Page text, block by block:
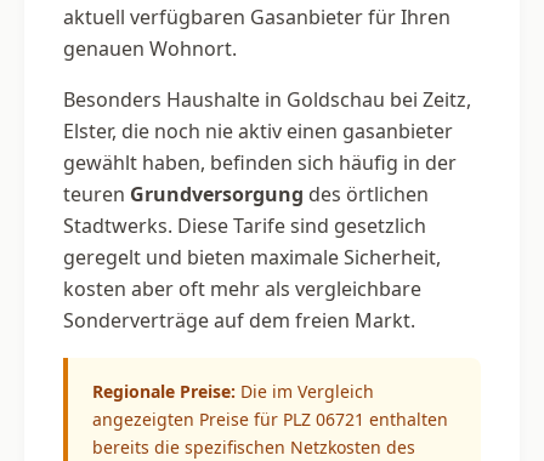
aktuell verfügbaren Gasanbieter für Ihren
genauen Wohnort.
Besonders Haushalte in Goldschau bei Zeitz,
Elster, die noch nie aktiv einen gasanbieter
gewählt haben, befinden sich häufig in der
teuren Grundversorgung des örtlichen
Stadtwerks. Diese Tarife sind gesetzlich
geregelt und bieten maximale Sicherheit,
kosten aber oft mehr als vergleichbare
Sonderverträge auf dem freien Markt.
Regionale Preise: Die im Vergleich
angezeigten Preise für PLZ 06721 enthalten
bereits die spezifischen Netzkosten des